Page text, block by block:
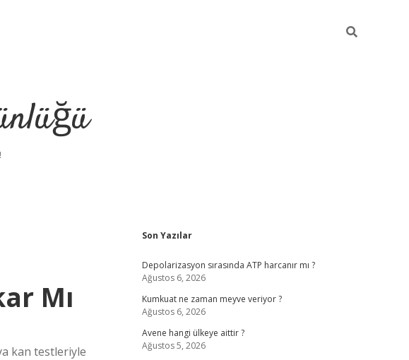
Mı
kan testleriyle
Sidebar
Son Yazılar
Depolarizasyon sırasında ATP harcanır mı ?
Ağustos 6, 2026
Kumkuat ne zaman meyve veriyor ?
Ağustos 6, 2026
Avene hangi ülkeye aittir ?
Ağustos 5, 2026